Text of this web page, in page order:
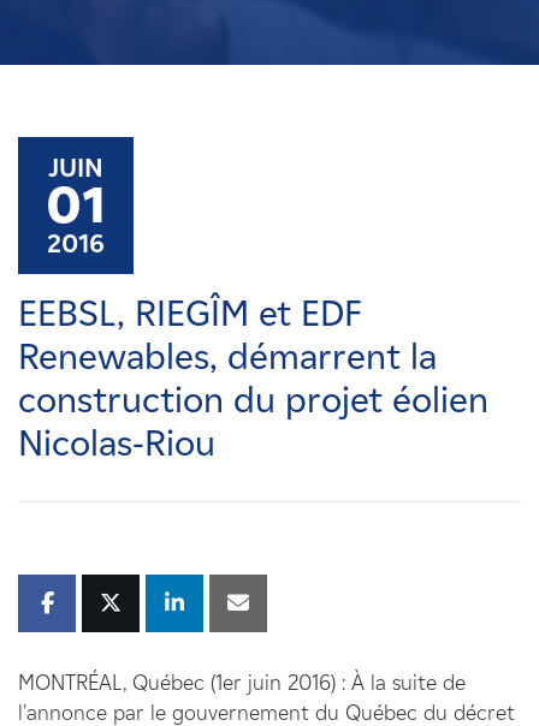
Carrières
Nouvelles
Contactez-nous
Affiliés
JUIN
01
2016
EEBSL, RIEGÎM et EDF
Renewables, démarrent la
construction du projet éolien
Nicolas-Riou
MONTRÉAL, Québec (1er juin 2016) : À la suite de
l'annonce par le gouvernement du Québec du décret